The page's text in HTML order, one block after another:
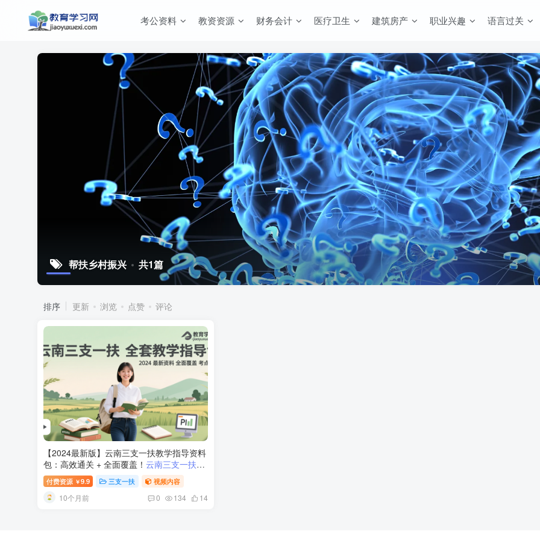
考公资料 教资资源 财务会计 医疗卫生 建筑房产 职业兴趣 语言过关
帮扶乡村振兴 共1篇
排序 更新 浏览 点赞 评论
【2024最新版】云南三支一扶教学指导资料
包：高效通关 + 全面覆盖！ 云南三支一扶教
学指导资料包 — 全套理论讲义 + 历年真题
+ 视频课程 | 文飞出品
付费资源 ￥9.9 三支一扶 视频内容
10个月前 0 134 14